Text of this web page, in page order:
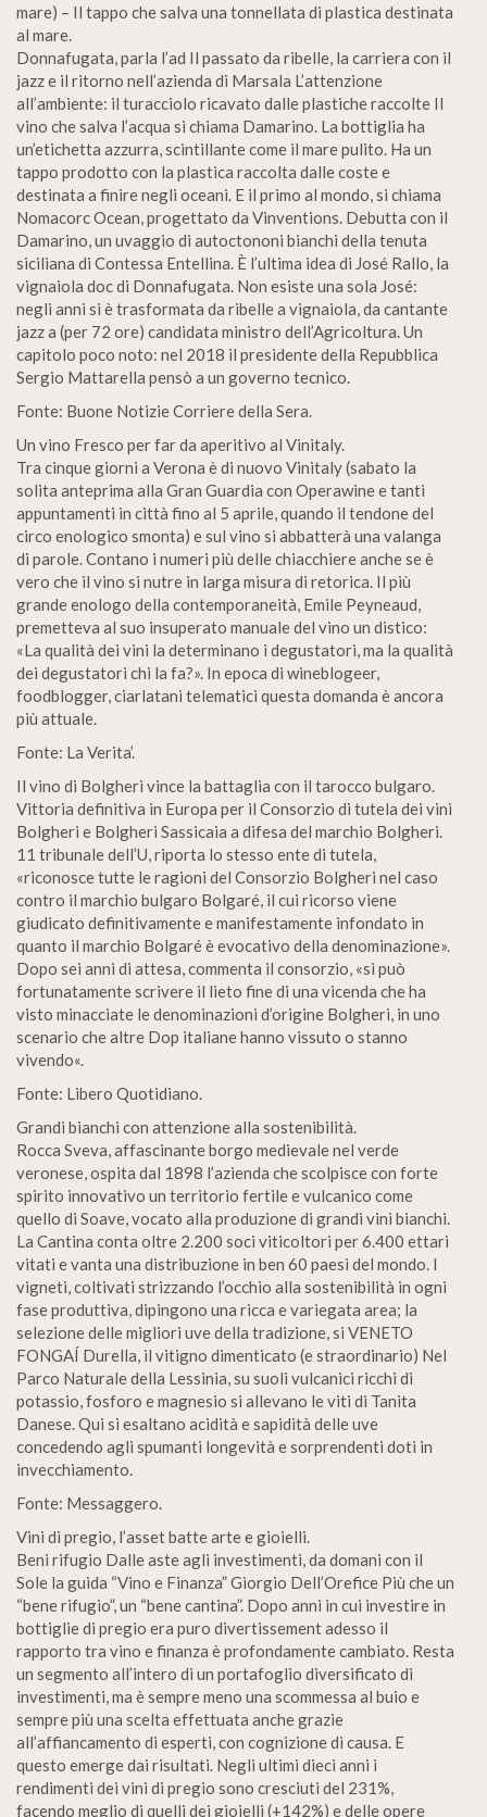
mare) – Il tappo che salva una tonnellata di plastica destinata
al mare.
Donnafugata, parla l’ad Il passato da ribelle, la carriera con il
jazz e il ritorno nell’azienda di Marsala L’attenzione
all’ambiente: il turacciolo ricavato dalle plastiche raccolte Il
vino che salva l’acqua si chiama Damarino. La bottiglia ha
un’etichetta azzurra, scintillante come il mare pulito. Ha un
tappo prodotto con la plastica raccolta dalle coste e
destinata a finire negli oceani. E il primo al mondo, si chiama
Nomacorc Ocean, progettato da Vinventions. Debutta con il
Damarino, un uvaggio di autoctononi bianchi della tenuta
siciliana di Contessa Entellina. È l’ultima idea di José Rallo, la
vignaiola doc di Donnafugata. Non esiste una sola José:
negli anni si è trasformata da ribelle a vignaiola, da cantante
jazz a (per 72 ore) candidata ministro dell’Agricoltura. Un
capitolo poco noto: nel 2018 il presidente della Repubblica
Sergio Mattarella pensò a un governo tecnico.
Fonte: Buone Notizie Corriere della Sera.
Un vino Fresco per far da aperitivo al Vinitaly.
Tra cinque giorni a Verona è di nuovo Vinitaly (sabato la
solita anteprima alla Gran Guardia con Operawine e tanti
appuntamenti in città fino al 5 aprile, quando il tendone del
circo enologico smonta) e sul vino si abbatterà una valanga
di parole. Contano i numeri più delle chiacchiere anche se è
vero che il vino si nutre in larga misura di retorica. Il più
grande enologo della contemporaneità, Emile Peyneaud,
premetteva al suo insuperato manuale del vino un distico:
«La qualità dei vini la determinano i degustatori, ma la qualità
dei degustatori chi la fa?». In epoca di wineblogeer,
foodblogger, ciarlatani telematici questa domanda è ancora
più attuale.
Fonte: La Verita’.
Il vino di Bolgheri vince la battaglia con il tarocco bulgaro.
Vittoria definitiva in Europa per il Consorzio di tutela dei vini
Bolgheri e Bolgheri Sassicaia a difesa del marchio Bolgheri.
11 tribunale dell’U, riporta lo stesso ente di tutela,
«riconosce tutte le ragioni del Consorzio Bolgheri nel caso
contro il marchio bulgaro Bolgaré, il cui ricorso viene
giudicato definitivamente e manifestamente infondato in
quanto il marchio Bolgaré è evocativo della denominazione».
Dopo sei anni di attesa, commenta il consorzio, «si può
fortunatamente scrivere il lieto fine di una vicenda che ha
visto minacciate le denominazioni d’origine Bolgheri, in uno
scenario che altre Dop italiane hanno vissuto o stanno
vivendo«.
Fonte: Libero Quotidiano.
Grandi bianchi con attenzione alla sostenibilità.
Rocca Sveva, affascinante borgo medievale nel verde
veronese, ospita dal 1898 l’azienda che scolpisce con forte
spirito innovativo un territorio fertile e vulcanico come
quello di Soave, vocato alla produzione di grandi vini bianchi.
La Cantina conta oltre 2.200 soci viticoltori per 6.400 ettari
vitati e vanta una distribuzione in ben 60 paesi del mondo. I
vigneti, coltivati strizzando l’occhio alla sostenibilità in ogni
fase produttiva, dipingono una ricca e variegata area; la
selezione delle migliori uve della tradizione, si VENETO
FONGAÍ Durella, il vitigno dimenticato (e straordinario) Nel
Parco Naturale della Lessinia, su suoli vulcanici ricchi di
potassio, fosforo e magnesio si allevano le viti di Tanita
Danese. Qui si esaltano acidità e sapidità delle uve
concedendo agli spumanti longevità e sorprendenti doti in
invecchiamento.
Fonte: Messaggero.
Vini di pregio, l’asset batte arte e gioielli.
Beni rifugio Dalle aste agli investimenti, da domani con il
Sole la guida “Vino e Finanza” Giorgio Dell’Orefice Più che un
“bene rifugio”, un “bene cantina”. Dopo anni in cui investire in
bottiglie di pregio era puro divertissement adesso il
rapporto tra vino e finanza è profondamente cambiato. Resta
un segmento all’intero di un portafoglio diversificato di
investimenti, ma è sempre meno una scommessa al buio e
sempre più una scelta effettuata anche grazie
all’affiancamento di esperti, con cognizione di causa. E
questo emerge dai risultati. Negli ultimi dieci anni i
rendimenti dei vini di pregio sono cresciuti del 231%,
facendo meglio di quelli dei gioielli (+142%) e delle opere